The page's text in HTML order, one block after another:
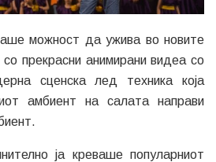
можност да ужива во новите
прекрасни анимирани видеа со
сценска лед техника која
амбиент на салата направи
ја креваше популарниот